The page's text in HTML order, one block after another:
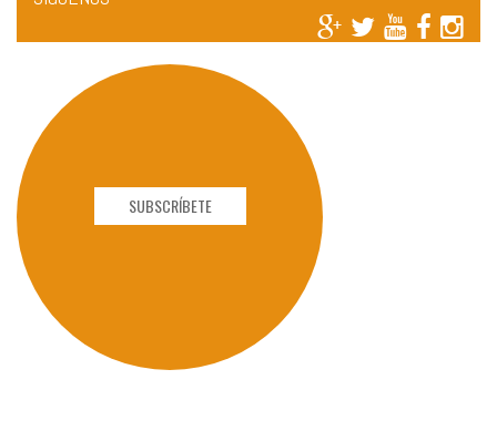
SUBSCRÍBETE